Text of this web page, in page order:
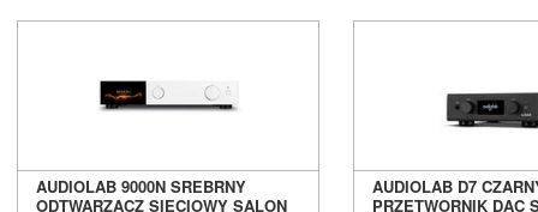
REL
Revel
AUDIOLAB 9000N SREBRNY
ODTWARZACZ SIECIOWY SALON
AUDIOLAB D7
PRZETWORNIK DAC